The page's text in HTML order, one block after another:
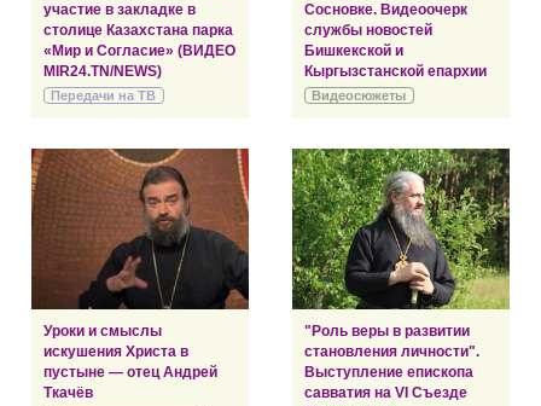
участие в закладке в
столице Казахстана парка
«Мир и Согласие» (ВИДЕО
MIR24.TN/NEWS)
Передачи на ТВ
Сосновке. Видеоочерк
службы новостей
Бишкекской и
Кыргызстанской епархии
Видеосюжеты
Уроки и смыслы
искушения Христа в
пустыне — отец Андрей
Ткачёв
"Роль веры в развитии
становления личности".
Выступление епископа
савватия на VI Съезде